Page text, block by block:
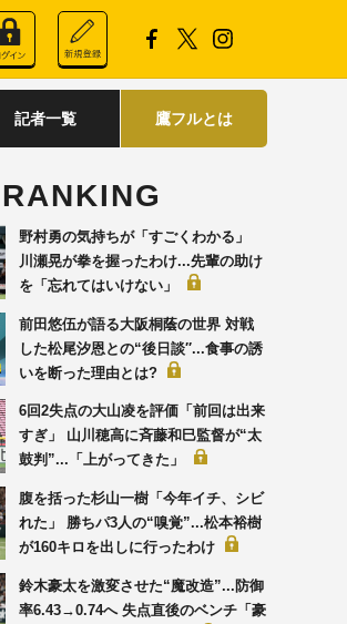
記者一覧 鷹フルとは
RANKING
野村勇の気持ちが「すごくわかる」
川瀬晃が拳を握ったわけ...先輩の助け
を「忘れてはいけない」
前田悠伍が語る大阪桐蔭の世界 対戦
した松尾汐恩との“後日談′′...食事の誘
いを断った理由とは?
6回2失点の大山凌を評価「前回は出来
すぎ」 山川穂高に斉藤和巳監督が“太
鼓判”...「上がってきた」
腹を括った杉山一樹「今年イチ、シビ
れた」 勝ちパ3人の“嗅覚”...松本裕樹
が160キロを出しに行ったわけ
鈴木豪太を激変させた“魔改造”...防御
率6.43→0.74へ 失点直後のベンチ「豪